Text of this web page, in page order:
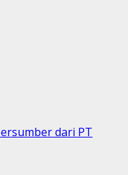
dari PT